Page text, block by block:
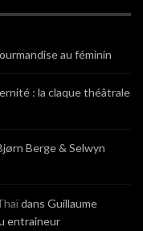
au féminin
: la claque théâtrale
Berge & Selwyn
dans Guillaume
entraineur